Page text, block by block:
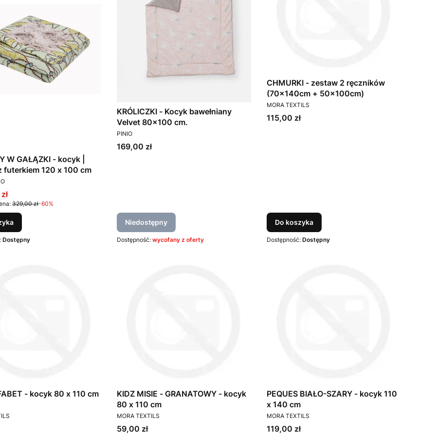
W GAŁĄZKI - kocyk |
futerkiem 120 x 100 cm
329,00 zł-60%
Dostępny
KRÓLICZKI - Kocyk bawełniany
Velvet 80x100 cm.
PRODUCENT
PINIO
Cena
169,00 zł
Niedostępny
Dostępność: wycofany z oferty
CHMURKI - zestaw 2 ręczników
(70x140cm + 50x100cm)
PRODUCENT
MORA TEXTILS
Cena
115,00 zł
Do koszyka
Dostępność: Dostępny
- kocyk 80 x 110 cm
KIDZ MISIE - GRANATOWY - kocyk
80 x 110 cm
PRODUCENT
MORA TEXTILS
Cena
59,00 zł
PEQUES BIAŁO-SZARY - kocyk 110
x 140 cm
PRODUCENT
MORA TEXTILS
Cena
119,00 zł